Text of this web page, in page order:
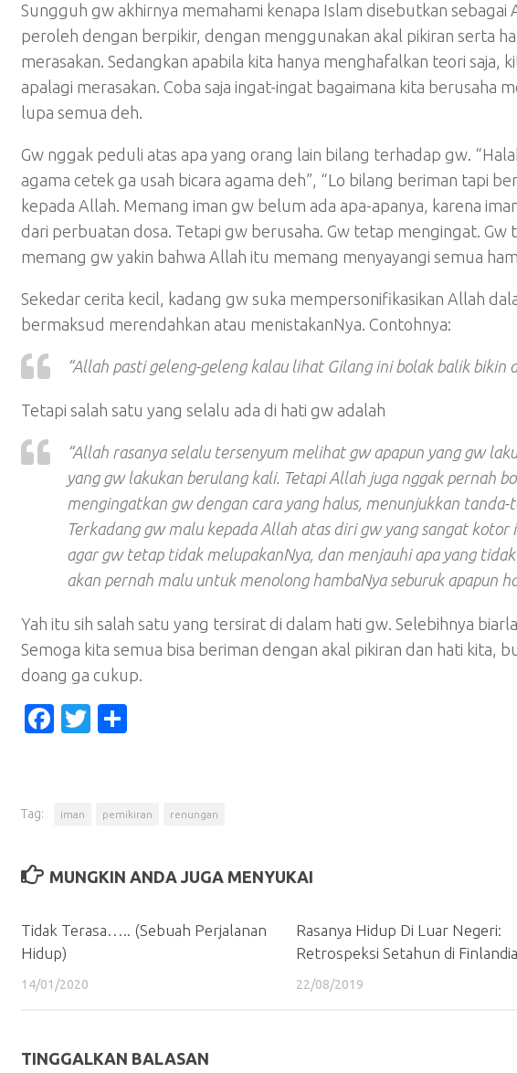
Sungguh gw akhirnya memahami kenapa Islam disebutkan sebagai
peroleh dengan berpikir, dengan menggunakan akal pikiran serta
merasakan. Sedangkan apabila kita hanya menghafalkan teori saja,
apalagi merasakan. Coba saja ingat-ingat bagaimana kita berusaha
lupa semua deh.
Gw nggak peduli atas apa yang orang lain bilang terhadap gw.
agama cetek ga usah bicara agama deh”, “Lo bilang beriman tapi
kepada Allah. Memang iman gw belum ada apa-apanya, karena
dari perbuatan dosa. Tetapi gw berusaha. Gw tetap mengingat. Gw
memang gw yakin bahwa Allah itu memang menyayangi semua
Sekedar cerita kecil, kadang gw suka mempersonifikasikan Allah
bermaksud merendahkan atau menistakanNya. Contohnya:
“Allah pasti geleng-geleng kalau lihat Gilang ini bolak balik
Tetapi salah satu yang selalu ada di hati gw adalah
“Allah rasanya selalu tersenyum melihat gw apapun yang gw
yang gw lakukan berulang kali. Tetapi Allah juga nggak pernah
mengingatkan gw dengan cara yang halus, menunjukkan
Terkadang gw malu kepada Allah atas diri gw yang sangat
agar gw tetap tidak melupakanNya, dan menjauhi apa yang
akan pernah malu untuk menolong hambaNya seburuk apapun
Yah itu sih salah satu yang tersirat di dalam hati gw. Selebihnya
Semoga kita semua bisa beriman dengan akal pikiran dan hati kita,
doang ga cukup.
Facebook
Twitter
Tag: iman pemikiran renungan
MUNGKIN ANDA JUGA MENYUKAI
Tidak Terasa….. (Sebuah Perjalanan
Hidup)
14/01/2020
Rasanya Hidup Di Luar Negeri:
Retrospeksi Setahun di Finlandia
22/08/2019
TINGGALKAN BALASAN